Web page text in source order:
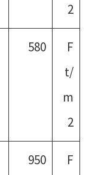
2
580
F
t/
m
2
950
F